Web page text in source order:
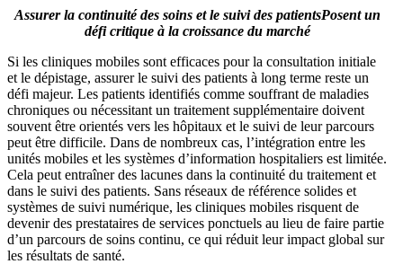
Assurer la continuité des soins et le suivi des patientsPosent un
défi critique à la croissance du marché
Si les cliniques mobiles sont efficaces pour la consultation initiale
et le dépistage, assurer le suivi des patients à long terme reste un
défi majeur. Les patients identifiés comme souffrant de maladies
chroniques ou nécessitant un traitement supplémentaire doivent
souvent être orientés vers les hôpitaux et le suivi de leur parcours
peut être difficile. Dans de nombreux cas, l’intégration entre les
unités mobiles et les systèmes d’information hospitaliers est limitée.
Cela peut entraîner des lacunes dans la continuité du traitement et
dans le suivi des patients. Sans réseaux de référence solides et
systèmes de suivi numérique, les cliniques mobiles risquent de
devenir des prestataires de services ponctuels au lieu de faire partie
d’un parcours de soins continu, ce qui réduit leur impact global sur
les résultats de santé.